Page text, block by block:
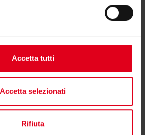
Accetta tutti
Accetta selezionati
Rifiuta